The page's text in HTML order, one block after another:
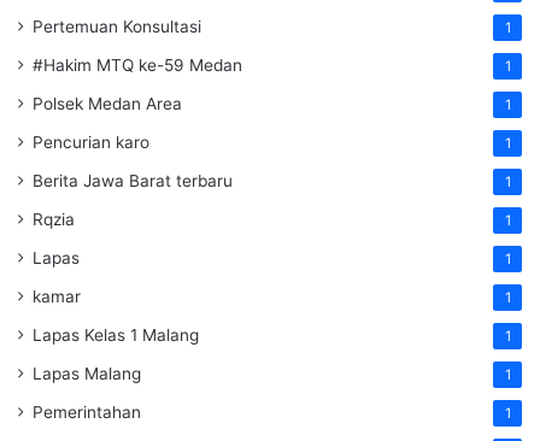
Pertemuan Konsultasi 1
#Hakim MTQ ke-59 Medan 1
Polsek Medan Area 1
Pencurian karo 1
Berita Jawa Barat terbaru 1
Rqzia 1
Lapas 1
kamar 1
Lapas Kelas 1 Malang 1
Lapas Malang 1
Pemerintahan 1